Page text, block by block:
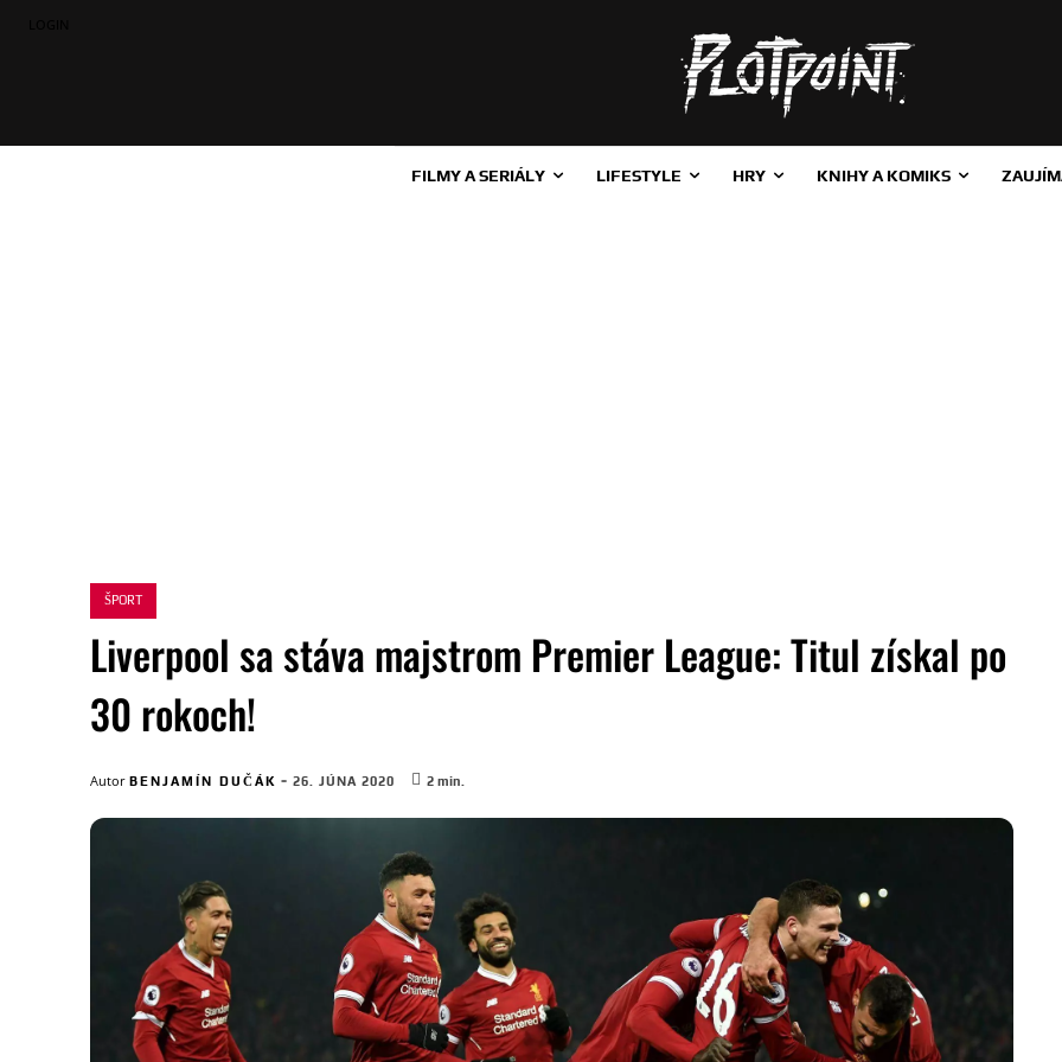
FILMY A SERIÁLY LIFESTYLE HRY KNIHY A KOMIKS
ŠPORT
Liverpool sa stáva majstrom Premier League: Titul získal po
30 rokoch!
Autor BENJAMÍN DUČÁK - 26. JÚNA 2020 2 min.